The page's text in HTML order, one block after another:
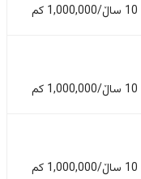
10 ساڵ/1,000,000 کم
10 ساڵ/1,000,000 کم
10 ساڵ/1,000,000 کم